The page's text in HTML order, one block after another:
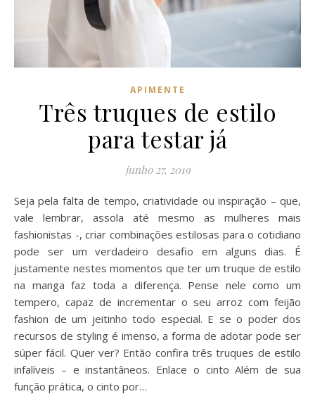
APIMENTE
Três truques de estilo
para testar já
junho 27, 2019
Seja pela falta de tempo, criatividade ou inspiração – que,
vale lembrar, assola até mesmo as mulheres mais
fashionistas -, criar combinações estilosas para o cotidiano
pode ser um verdadeiro desafio em alguns dias. É
justamente nestes momentos que ter um truque de estilo
na manga faz toda a diferença. Pense nele como um
tempero, capaz de incrementar o seu arroz com feijão
fashion de um jeitinho todo especial. E se o poder dos
recursos de styling é imenso, a forma de adotar pode ser
súper fácil. Quer ver? Então confira três truques de estilo
infalíveis – e instantâneos. Enlace o cinto Além de sua
função prática, o cinto por…